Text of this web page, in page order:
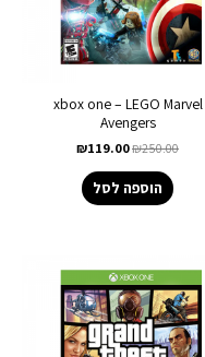
xbox one – LEGO Marvel
Avengers
₪250.00
₪119.00
הוספה לסל